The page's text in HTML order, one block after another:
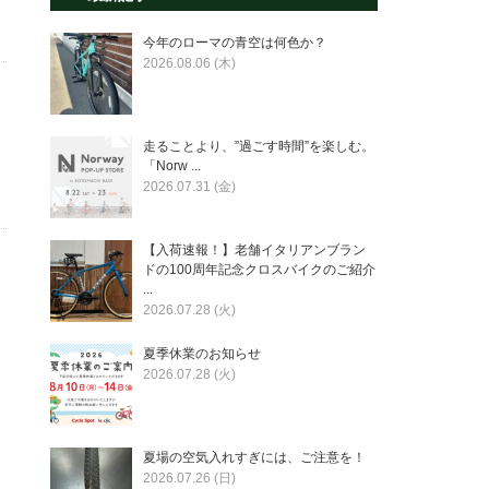
今年のローマの青空は何色か？
2026.08.06 (木)
走ることより、”過ごす時間”を楽しむ。
「Norw ...
2026.07.31 (金)
【入荷速報！】老舗イタリアンブラン
ドの100周年記念クロスバイクのご紹介
...
2026.07.28 (火)
夏季休業のお知らせ
2026.07.28 (火)
夏場の空気入れすぎには、ご注意を！
2026.07.26 (日)